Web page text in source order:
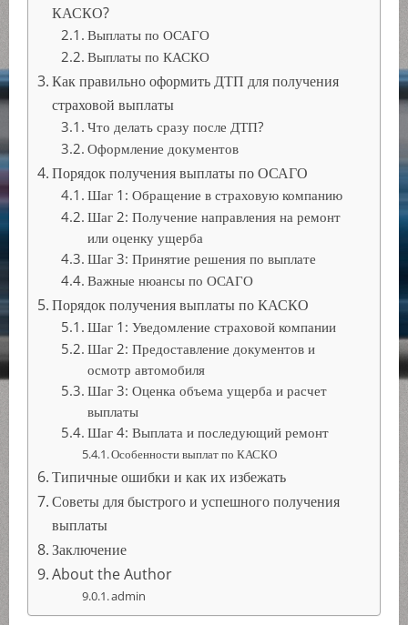
КАСКО?
Выплаты по ОСАГО
Выплаты по КАСКО
Как правильно оформить ДТП для получения
страховой выплаты
Что делать сразу после ДТП?
Оформление документов
Порядок получения выплаты по ОСАГО
Шаг 1: Обращение в страховую компанию
Шаг 2: Получение направления на ремонт
или оценку ущерба
Шаг 3: Принятие решения по выплате
Важные нюансы по ОСАГО
Порядок получения выплаты по КАСКО
Шаг 1: Уведомление страховой компании
Шаг 2: Предоставление документов и
осмотр автомобиля
Шаг 3: Оценка объема ущерба и расчет
выплаты
Шаг 4: Выплата и последующий ремонт
Особенности выплат по КАСКО
Типичные ошибки и как их избежать
Советы для быстрого и успешного получения
выплаты
Заключение
About the Author
admin